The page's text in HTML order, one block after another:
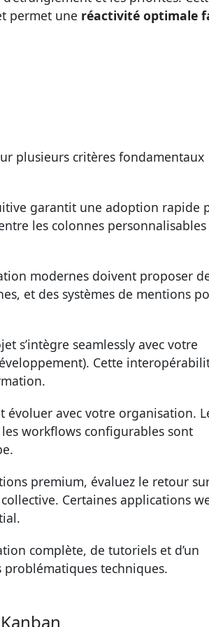
permet une réactivité optimale
plusieurs critères fondamentaux
garantit une adoption rapide
les colonnes
modernes doivent proposer
et des systèmes de mentions
s’intègre seamlessly avec votre
Cette
évoluer avec votre organisation.
workflows configurables sont
premium, évaluez le retour
Certaines applications
complète, de tutoriels et d’un
techniques.